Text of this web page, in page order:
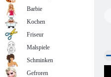
Barbie
Kochen
Friseur
Malspiele
Schminken
Gefroren